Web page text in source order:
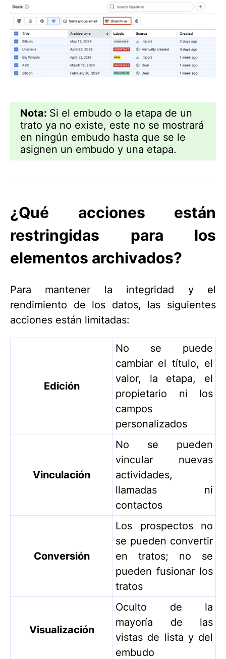
Nota: Si el embudo o la etapa de un
trato ya no existe, este no se mostrará
en ningún embudo hasta que se le
asignen un embudo y una etapa.
¿Qué acciones están
restringidas para los
elementos archivados?
Para mantener la integridad y el
rendimiento de los datos, las siguientes
acciones están limitadas:
Edición
No se puede
cambiar el título, el
valor, la etapa, el
propietario ni los
campos
personalizados
Vinculación
No se pueden
vincular nuevas
actividades,
llamadas ni
contactos
Conversión
Los prospectos no
se pueden convertir
en tratos; no se
pueden fusionar los
tratos
Visualización
Oculto de la
mayoría de las
vistas de lista y del
embudo